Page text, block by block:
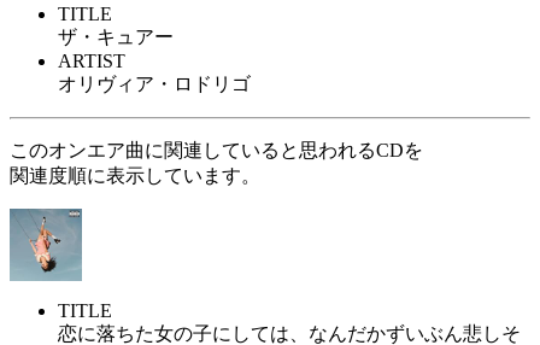
TITLE
ザ・キュアー
ARTIST
オリヴィア・ロドリゴ
このオンエア曲に関連していると思われるCDを
関連度順に表示しています。
TITLE
恋に落ちた女の子にしては、なんだかずいぶん悲しそ